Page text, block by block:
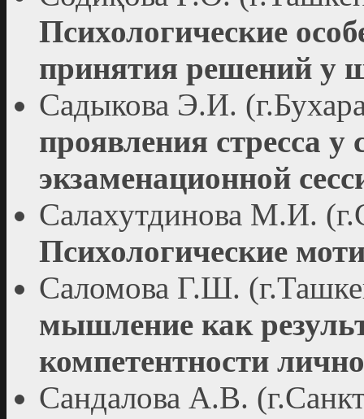
Психологические
принятия решений у
Садыкова Э.И.
проявления стресса у
экзаменационной
Салахутдинова М.И.
Психологические
Саломова Г.Ш.
мышление как
компетентности
Сандалова А.В.